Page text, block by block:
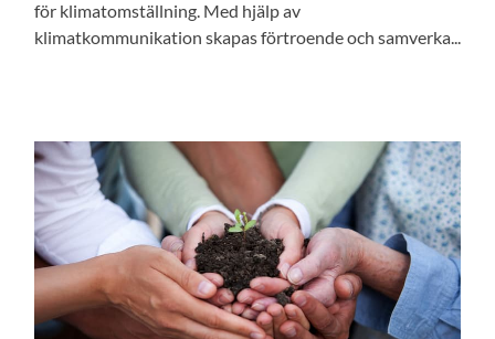
för klimatomställning. Med hjälp av
klimatkommunikation skapas förtroende och samverka...